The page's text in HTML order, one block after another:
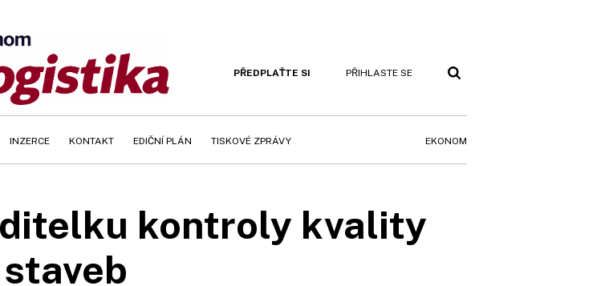
PŘEDPLAŤTE SI PŘIHLASTE SE
INZERCE KONTAKT EDIČNÍ PLÁN TISKOVÉ ZPRÁVY EKONOM
kontroly kvality
staveb